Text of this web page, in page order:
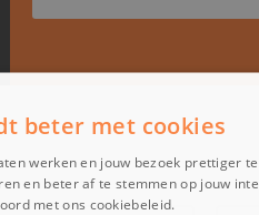
beter met cookies
werken en jouw bezoek prettiger
en beter af te stemmen op jouw
met ons cookiebeleid.